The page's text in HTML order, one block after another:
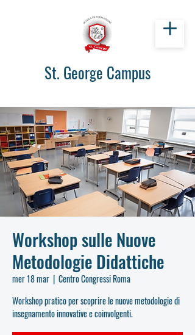
St. George Campus
Workshop sulle Nuove
Metodologie Didattiche
mer 18 mar
  |
Centro Congressi Roma
Workshop pratico per scoprire le nuove metodologie di
insegnamento innovative e coinvolgenti.